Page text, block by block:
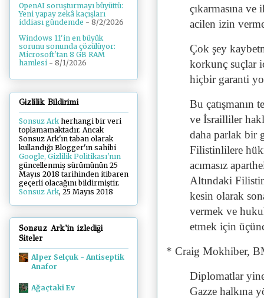
çıkarmasına
acilen izin
Çok şey
korkunç suçlar
hiçbir garanti
Bu çatışmanın
ve İsrailliler
daha parlak bir
Filistinlilere
acımasız
Altındaki
kesin olarak
vermek ve
etmek için
* Craig Mokhiber,
Diplomatlar
Gazze halkına
OpenAI soruşturmayı büyüttü:
Yeni yapay zekâ kaçışları
iddiası gündemde - 8/2/2026
Windows 11'in en büyük
sorunu sonunda çözülüyor:
Microsoft'tan 8 GB RAM
hamlesi - 8/1/2026
Gizlilik Bildirimi
Sonsuz Arkherhangi bir veri
toplamamaktadır. Ancak
Sonsuz Ark'ın taban olarak
kullandığı Blogger'ın sahibi
Google, Gizlilik Politikası'nın
güncellenmiş sürümünün 25
Mayıs 2018 tarihinden itibaren
geçerli olacağını bildirmiştir.
Sonsuz Ark, 25 Mayıs 2018
Sonsuz Ark'in izlediği
Siteler
Alper Selçuk - Antiseptik
Anafor
Ağaçtaki Ev